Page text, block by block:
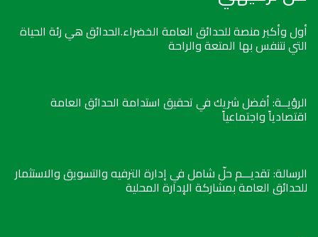
أول وأكبر منصة للحدائق العامة الخضراء.الحدائق هي رئة الحياة
التي نتنفس بها المتعة والراحة
الرؤيــة: أفضل شريك في تحقيق استدامة الحدائق العامة
اقتصادياً واجتماعياً
الرسالة: تقديـــم حلّ شامل في إدارة الترفيه والتسويق والاستثمار
للحدائق العامة بمشاركة الإدارة المحلية